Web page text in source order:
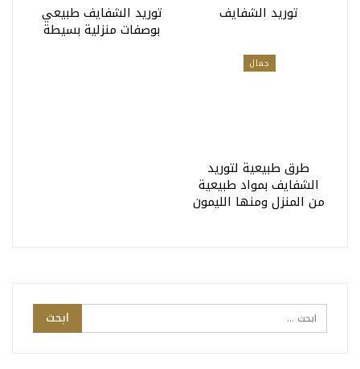
توريد الشفايف توريد الشفايف طبيعي
بوصفات منزلية بسيطة
جمال
طرق طبيعية لتوريد
الشفايف بمواد طبيعية
من المنزل ومنها الليمون